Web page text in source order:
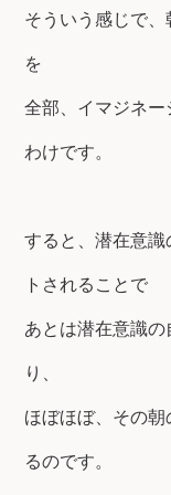
そういう感じで
を
全部、イマジネー
わけです。
すると、潜在意
トされることで
あとは潜在意識
り、
ほぼほぼ、その
るのです。